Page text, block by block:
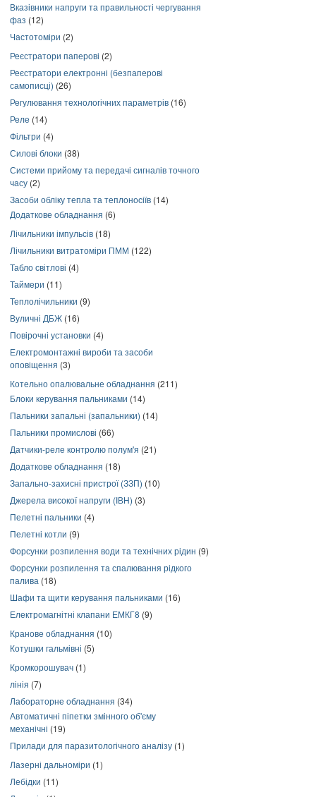
Вказівники напруги та правильності чергування
фаз (12)
Частотоміри (2)
Реєстратори паперові (2)
Реєстратори електронні (безпаперові
самописці) (26)
Регулювання технологічних параметрів (16)
Реле (14)
Фільтри (4)
Силові блоки (38)
Системи прийому та передачі сигналів точного
часу (2)
Засоби обліку тепла та теплоносіїв (14)
Додаткове обладнання (6)
Лічильники імпульсів (18)
Лічильники витратоміри ПММ (122)
Табло світлові (4)
Таймери (11)
Теплолічильники (9)
Вуличні ДБЖ (16)
Повірочні установки (4)
Електромонтажні вироби та засоби
оповіщення (3)
Котельно опалювальне обладнання (211)
Блоки керування пальниками (14)
Пальники запальні (запальники) (14)
Пальники промислові (66)
Датчики-реле контролю полум'я (21)
Додаткове обладнання (18)
Запально-захисні пристрої (ЗЗП) (10)
Джерела високої напруги (ІВН) (3)
Пелетні пальники (4)
Пелетні котли (9)
Форсунки розпилення води та технічних рідин (9)
Форсунки розпилення та спалювання рідкого
палива (18)
Шафи та щити керування пальниками (16)
Електромагнітні клапани ЕМКГ8 (9)
Кранове обладнання (10)
Котушки гальмівні (5)
Кромкорошувач (1)
лінія (7)
Лабораторне обладнання (34)
Автоматичні піпетки змінного об'єму
механічні (19)
Прилади для паразитологічного аналізу (1)
Лазерні дальноміри (1)
Лебідки (11)